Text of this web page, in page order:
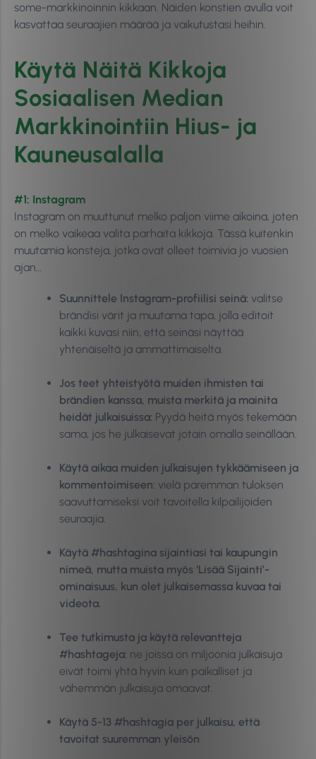
some-markkinoinnin kikkaan. Näiden konstien avulla voit
kasvattaa seuraajien määrää ja vaikutustasi heihin.
Käytä Näitä Kikkoja
Sosiaalisen Median
Markkinointiin Hius- ja
Kauneusalalla
#1: Instagram
Instagram on muuttunut melko paljon viime aikoina, joten
on melko vaikeaa valita parhaita kikkoja. Tässä kuitenkin
muutamia konsteja, jotka ovat olleet toimivia jo vuosien
ajan…
Suunnittele Instagram-profiilisi seinä: valitse
brändisi värit ja muutama tapa, jolla editoit
kaikki kuvasi niin, että seinäsi näyttää
yhtenäiseltä ja ammattimaiselta.
Jos teet yhteistyötä muiden ihmisten tai
brändien kanssa, muista merkitä ja mainita
heidät julkaisuissa: Pyydä heitä myös tekemään
sama, jos he julkaisevat jotain omalla seinällään.
Käytä aikaa muiden julkaisujen tykkäämiseen ja
kommentoimiseen: vielä paremman tuloksen
saavuttamiseksi voit tavoitella kilpailijoiden
seuraajia.
Käytä #hashtagina sijaintiasi tai kaupungin
nimeä, mutta muista myös ‘Lisää Sijainti’-
ominaisuus, kun olet julkaisemassa kuvaa tai
videota.
Tee tutkimusta ja käytä relevantteja
#hashtageja: ne joissa on miljoonia julkaisuja
eivät toimi yhtä hyvin kuin paikalliset ja
vähemmän julkaisuja omaavat.
Käytä 5-13 #hashtagia per julkaisu, että
tavoitat suuremman yleisön